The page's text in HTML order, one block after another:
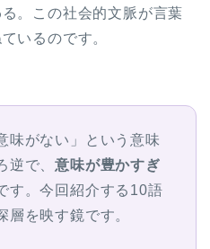
。この社会的文脈が言葉
いるのです。
味がない」という意味
逆で、意味が豊かすぎ
す。今回紹介する10語
層を映す鏡です。